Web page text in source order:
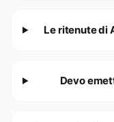
Le ritenute di
Devo